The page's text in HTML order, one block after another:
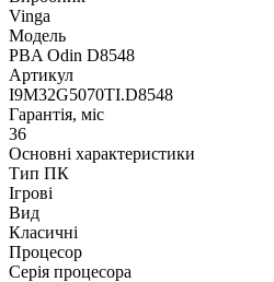
Vinga
Модель
PBA Odin D8548
Артикул
I9M32G5070TI.D8548
Гарантія, міс
36
Основні характеристики
Тип ПК
Ігрові
Вид
Класичні
Процесор
Серія процесора